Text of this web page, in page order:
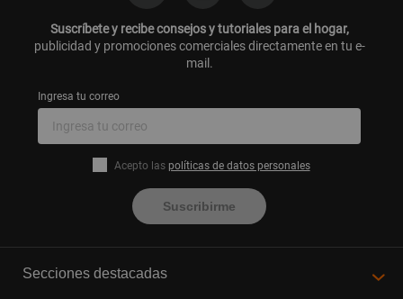
Suscríbete y recibe consejos y tutoriales para el hogar,
publicidad y promociones comerciales directamente en tu e-
mail.
Ingresa tu correo
Acepto las políticas de datos personales
Suscribirme
Secciones destacadas